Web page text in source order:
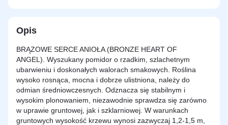
Opis
BRĄZOWE SERCE ANIOŁA (BRONZE HEART OF
ANGEL). Wyszukany pomidor o rzadkim, szlachetnym
ubarwieniu i doskonałych walorach smakowych. Roślina
wysoko rosnąca, mocna i dobrze ulistniona, należy do
odmian średniowczesnych. Odznacza się stabilnym i
wysokim plonowaniem, niezawodnie sprawdza się zarówno
w uprawie gruntowej, jak i szklarniowej. W warunkach
gruntowych wysokość krzewu wynosi zazwyczaj 1,2-1,5 m,